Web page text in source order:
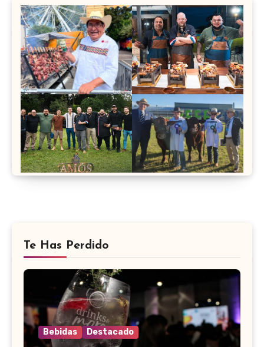
Te Has Perdido
Bebidas Destacado